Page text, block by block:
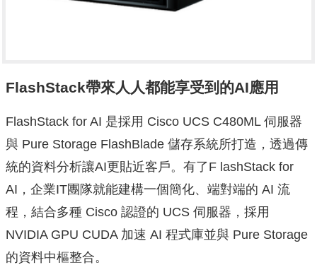
FlashStack帶來人人都能享受到的AI應用
FlashStack for AI 是採用 Cisco UCS C480ML 伺服器
與 Pure Storage FlashBlade 儲存系統所打造，透過傳
統的資料分析讓AI更貼近客戶。有了F lashStack for
AI，企業IT團隊就能建構一個簡化、端對端的 AI 流
程，結合多種 Cisco 認證的 UCS 伺服器，採用
NVIDIA GPU CUDA 加速 AI 程式庫並與 Pure Storage
的資料中樞整合。